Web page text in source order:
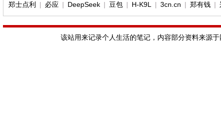
郑士点利 | 必应 | DeepSeek| 豆包| H-K9L | 3cn.cn | 郑有钱|
该站用来记录个人生活的笔记，内容部分资料来源